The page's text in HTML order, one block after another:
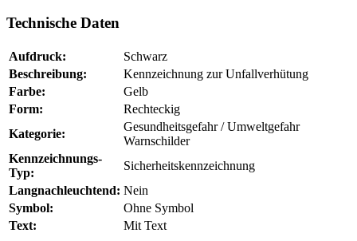
Technische Daten
Aufdruck:
Schwarz
Beschreibung:
Kennzeichnung zur Unfallverhütung
Farbe:
Gelb
Form:
Rechteckig
Kategorie:
Gesundheitsgefahr / Umweltgefahr
Warnschilder
Kennzeichnungs-
Typ:
Sicherheitskennzeichnung
Langnachleuchtend: Nein
Symbol:
Ohne Symbol
Text:
Mit Text